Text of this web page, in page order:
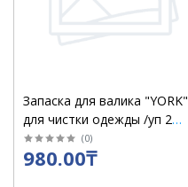
Запаска для валика "YORK"
для чистки одежды /уп 2
шт /068010
(0)
980.00₸